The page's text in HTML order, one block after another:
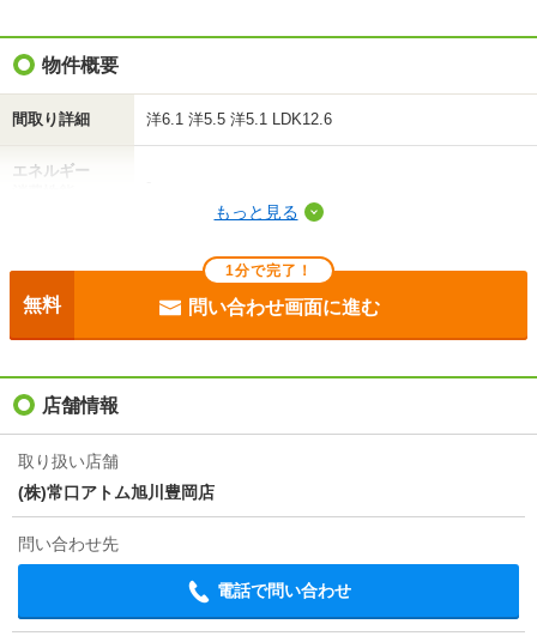
物件概要
間取り詳細 洋6.1 洋5.5 洋5.1 LDK12.6
エネルギー
目安光熱費
入居
損保 -
保証会社
額の２．５％
もっと見る
1分で完了！
無料 問い合わせ画面に進む
店舗情報
取り扱い店舗
(株)常口アトム旭川豊岡店
問い合わせ先
電話で問い合わせ